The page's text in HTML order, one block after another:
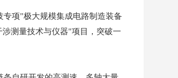
项"极大规模集成电路制造装备
测量技术与仪器"项目，突破一